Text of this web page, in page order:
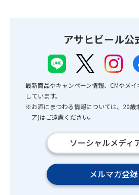
アサヒビール公
最新商品やキャンペーン情報、CMやメ
しています。
※お酒にまつわる情報については、20歳
ア)はご遠慮ください。
ソーシャルメディ
メルマガ登録